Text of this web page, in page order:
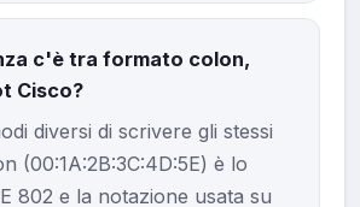
c'è tra formato colon,
Cisco?
diversi di scrivere gli stessi
(00:1A:2B:3C:4D:5E) è lo
802 e la notazione usata su